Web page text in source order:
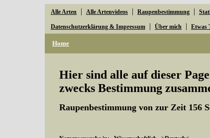
Alle Arten | Alle Artenvideos | Raupenbestimmung |
Datenschutzerklärung & Impressum | Über mich | Etwas
Home
Hier sind alle auf dieser
zwecks Bestimmung
Raupenbestimmung von zur Zeit 156